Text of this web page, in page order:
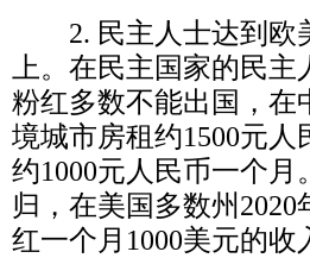
2. 民主人士达到欧
上。在民主国家的民
粉红多数不能出国，在
境城市房租约1500元人
约1000元人民币一个月
归，在美国多数州 2020
红一个月 1000美元的收